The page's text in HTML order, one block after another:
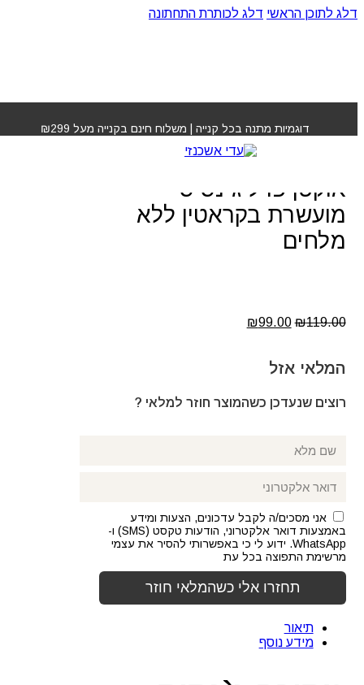
דלג לתוכן הראשי דלג לכותרת התחתונה
דוגמיות מתנה בכל קנייה | משלוח חינם בקנייה מעל ₪299
מועשרת בקראטין ללא מלחים
מסכת הזנה טיפולית
אוקטן פרל ג`נסיס
מועשרת בקראטין ללא
מלחים
₪119.00
המחיר
₪119.00.
₪99.00
המלאי אזל
רוצים שנעדכן כשהמוצר חוזר למלאי ?
אני מסכים/ה לקבל עדכונים, הצעות ומידע
באמצעות דואר אלקטרוני, הודעות טקסט (SMS) ו-
WhatsApp. ידוע לי כי באפשרותי להסיר את עצמי
מרשימת התפוצה בכל עת
תיאור
מידע נוסף